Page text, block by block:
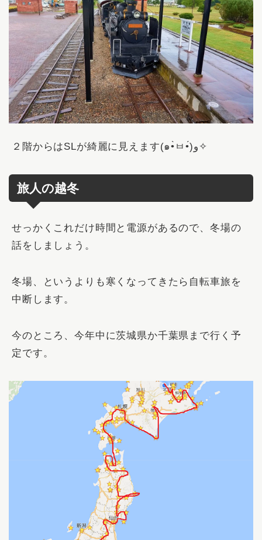
２階からはSLが綺麗に見えます(๑•̀ㅂ•́)و✧
旅人の越冬
せっかくこれだけ時間と電源があるので、冬場の
話をしましょう。
冬場、というよりも寒くなってきたら自転車旅を
中断 します。
今のところ、今年中に茨城県か千葉県まで行く予
定です。